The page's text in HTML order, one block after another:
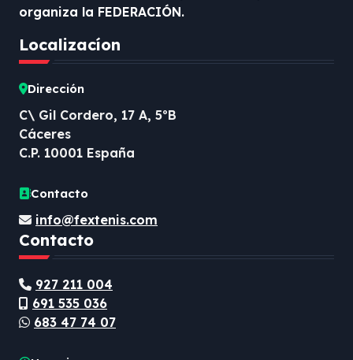
organiza la FEDERACIÓN.
Localizacíon
Dirección
C\ Gil Cordero, 17 A, 5ºB
Cáceres
C.P. 10001 España
Contacto
info@fextenis.com
Contacto
927 211 004
691 535 036
683 47 74 07